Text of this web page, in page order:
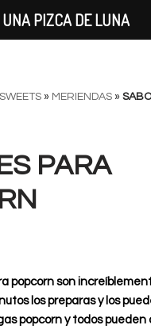
SWEETS » MERIENDAS »
PARA
popcorn son
los preparas y los
popcorn y todos pueden
UNA PIZCA DE LUNA